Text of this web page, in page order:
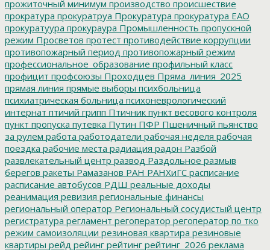
прожиточный минимум производство происшествие
прократура прокуратруа Прокуратура прокуратура ЕАО
прокуратуура прокураура Промышленность пропускной
режим Просветов протест противодействие коррупции
противопожарный период противопожарный режим
профессиональное_образование профильный класс
профицит профсоюзы Проходцев Пряма_линия_2025
прямая линия прямые выборы психбольница
психиатрическая больница психоневрологический
интернат птичий грипп Птичник пункт весового контроля
пункт пропуска путевка Путин ПФР Пшеничный пьянство
за рулем работа работодатели рабочая неделя рабочая
поездка рабочие места радиация радон Разбой
развлекательный центр развод Раздольное размыв
берегов ракеты Рамазанов РАН РАНХиГС расписание
расписание автобусов РДШ реальные доходы
реанимация ревизия региональные финансы
региональный оператор Региональный сосудистый центр
регистратура регламент регоператор регоператор по тко
режим самоизоляции резиновая квартира резиновые
квартиры рейд рейинг рейтинг рейтинг_2026 реклама